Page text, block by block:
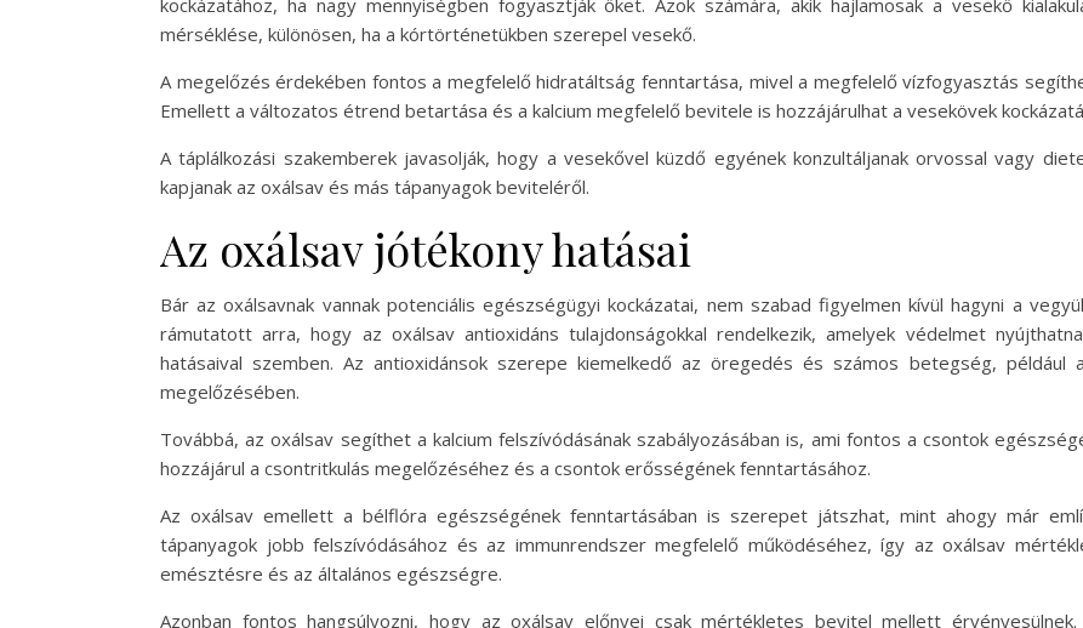
kockázatához, ha nagy mennyiségben fogyasztják őket. Azok számára, akik hajlamosak a vesekő
mérséklése, különösen, ha a kórtörténetükben szerepel vesekő.
A megelőzés érdekében fontos a megfelelő hidratáltság fenntartása, mivel a megfelelő vízfogyasztás
Emellett a változatos étrend betartása és a kalcium megfelelő bevitele is hozzájárulhat a vesekövek
A táplálkozási szakemberek javasolják, hogy a vesekővel küzdő egyének konzultáljanak orvossal vagy
kapjanak az oxálsav és más tápanyagok beviteléről.
Az oxálsav jótékony hatásai
Bár az oxálsavnak vannak potenciális egészségügyi kockázatai, nem szabad figyelmen kívül hagyni a
rámutatott arra, hogy az oxálsav antioxidáns tulajdonságokkal rendelkezik, amelyek védelmet
hatásaival szemben. Az antioxidánsok szerepe kiemelkedő az öregedés és számos betegség,
megelőzésében.
Továbbá, az oxálsav segíthet a kalcium felszívódásának szabályozásában is, ami fontos a csontok
hozzájárul a csontritkulás megelőzéséhez és a csontok erősségének fenntartásához.
Az oxálsav emellett a bélflóra egészségének fenntartásában is szerepet játszhat, mint ahogy már
tápanyagok jobb felszívódásához és az immunrendszer megfelelő működéséhez, így az oxálsav
emésztésre és az általános egészségre.
Azonban fontos hangsúlyozni, hogy az oxálsav előnyei csak mértékletes bevitel mellett